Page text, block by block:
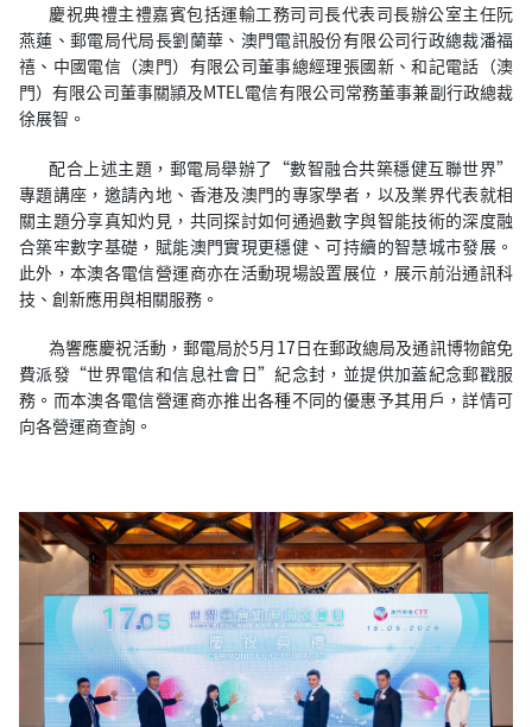
慶祝典禮主禮嘉賓包括運輸工務司司長代表司長辦公室主任阮
燕蓮、郵電局代局長劉蘭華、澳門電訊股份有限公司行政總裁潘福
禧、中國電信（澳門）有限公司董事總經理張國新、和記電話（澳
門）有限公司董事關頴及MTEL電信有限公司常務董事兼副行政總裁
徐展智。
配合上述主題，郵電局舉辦了“數智融合共築穩健互聯世界”
專題講座，邀請內地、香港及澳門的專家學者，以及業界代表就相
關主題分享真知灼見，共同探討如何通過數字與智能技術的深度融
合築牢數字基礎，賦能澳門實現更穩健、可持續的智慧城市發展。
此外，本澳各電信營運商亦在活動現場設置展位，展示前沿通訊科
技、創新應用與相關服務。
為響應慶祝活動，郵電局於5月17日在郵政總局及通訊博物館免
費派發“世界電信和信息社會日”紀念封，並提供加蓋紀念郵戳服
務。而本澳各電信營運商亦推出各種不同的優惠予其用戶，詳情可
向各營運商查詢。